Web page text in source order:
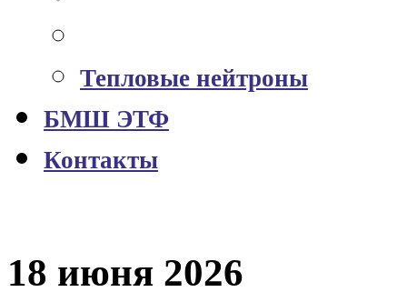
Тепловые нейтроны
БМШ ЭТФ
Контакты
18 июня 2026